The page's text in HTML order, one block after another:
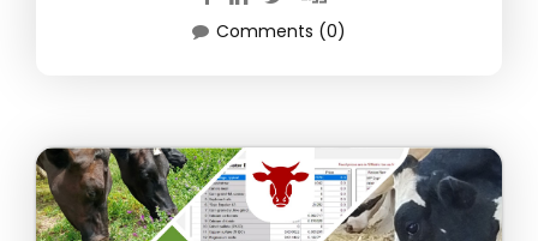
Comments (0)